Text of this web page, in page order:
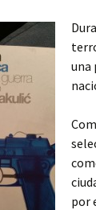
una
por